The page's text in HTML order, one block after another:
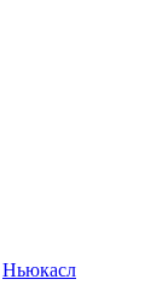
Ньюкасл